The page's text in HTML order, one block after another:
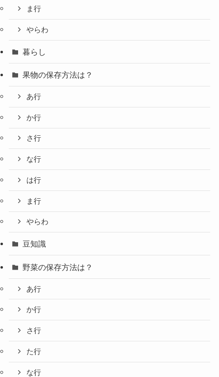
ま行
やらわ
暮らし
果物の保存方法は？
あ行
か行
さ行
な行
は行
ま行
やらわ
豆知識
野菜の保存方法は？
あ行
か行
さ行
た行
な行